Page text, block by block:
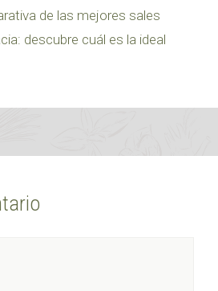
de las mejores sales
descubre cuál es la ideal